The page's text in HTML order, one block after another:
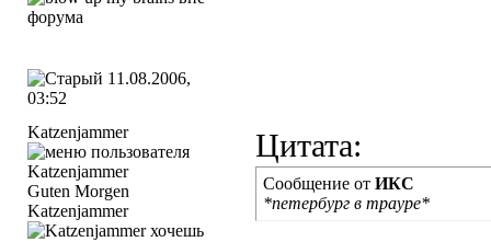
11.08.2006,
03:52
Katzenjammer
Guten Morgen
Katzenjammer
Цитата:
Сообщение от ИКС
*петербург в трауре*